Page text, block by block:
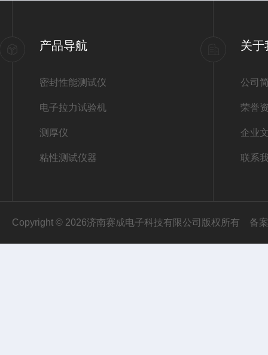
产品导航
密封性能测试仪
电子拉力试验机
测厚仪
粘性测试仪器
关于
公司
荣誉
企业
联系
Copyright © 2026济南赛成电子科技有限公司版权所有 备